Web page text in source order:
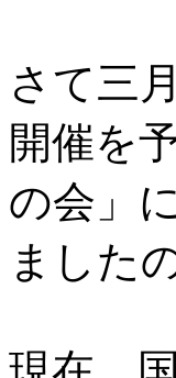
さて三
開催を
の会」
ました